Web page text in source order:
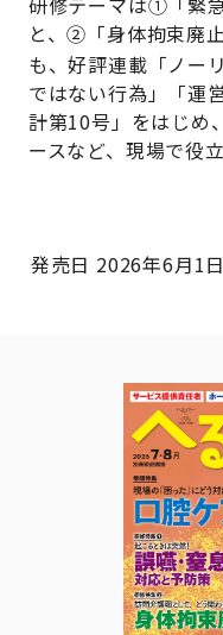
と、②「身体拘束廃
も、好評連載「ノー
ではない行為」「運
計第10号」をはじめ
ースなど、現場で役
発売日 2026年6月1